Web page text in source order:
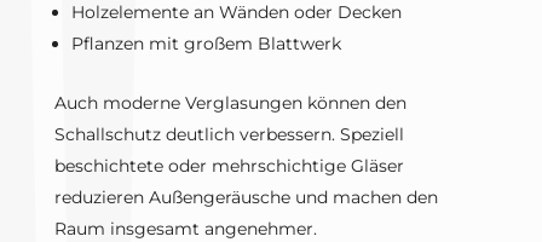
Holzelemente an Wänden oder Decken
Pflanzen mit großem Blattwerk
Auch moderne Verglasungen können den
Schallschutz deutlich verbessern. Speziell
beschichtete oder mehrschichtige Gläser
reduzieren Außengeräusche und machen den
Raum insgesamt angenehmer.